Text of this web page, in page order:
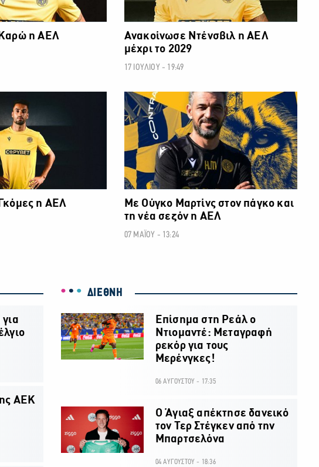
η ΑΕΛ
Ανακοίνωσε Ντένσβιλ η ΑΕΛ
μέχρι το 2029
17 ΙΟΥΛΙΟΥ - 19:49
η ΑΕΛ
ΠΡΩΤΑΘΛΗΜΑ CYTA
Με Ούγκο Μαρτίνς στον πάγκο και
τη νέα σεζόν η ΑΕΛ
07 ΜΑΪΟΥ - 13:24
ΑΕΚ
ΔΙΕΘΝΗ
Επίσημα στη Ρεάλ ο
Ντιομαντέ: Μεταγραφή
ρεκόρ για τους
Μερένγκες!
06 ΑΥΓΟΥΣΤΟΥ - 17:35
Ο Άγιαξ απέκτησε δανεικό
τον Τερ Στέγκεν από την
Μπαρτσελόνα
04 ΑΥΓΟΥΣΤΟΥ - 18:36